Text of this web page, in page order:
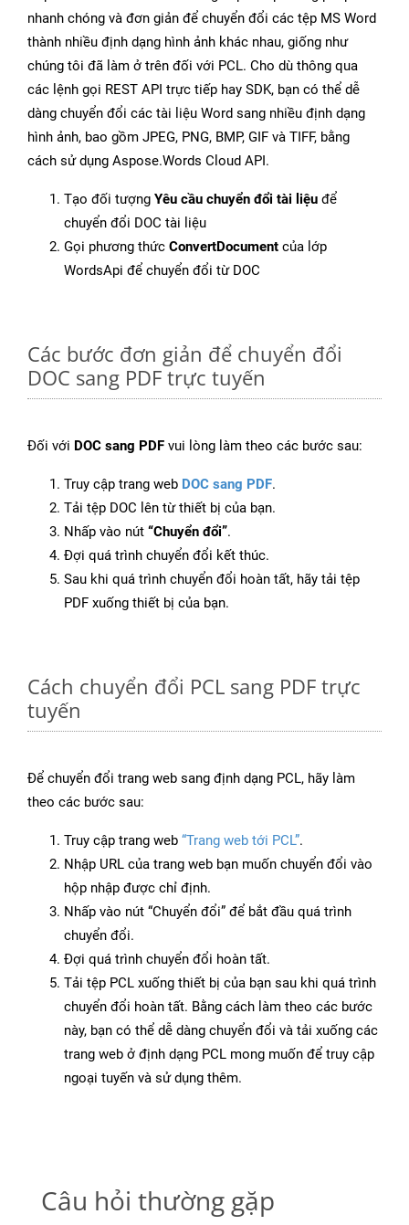
nhanh chóng và đơn giản để chuyển đổi các tệp MS Word
thành nhiều định dạng hình ảnh khác nhau, giống như
chúng tôi đã làm ở trên đối với PCL. Cho dù thông qua
các lệnh gọi REST API trực tiếp hay SDK, bạn có thể dễ
dàng chuyển đổi các tài liệu Word sang nhiều định dạng
hình ảnh, bao gồm JPEG, PNG, BMP, GIF và TIFF, bằng
cách sử dụng Aspose.Words Cloud API.
Tạo đối tượng Yêu cầu chuyển đổi tài liệu để
chuyển đổi DOC tài liệu
Gọi phương thức ConvertDocument của lớp
WordsApi để chuyển đổi từ DOC
Các bước đơn giản để chuyển đổi
DOC sang PDF trực tuyến
Đối với DOC sang PDF vui lòng làm theo các bước sau:
Truy cập trang web DOC sang PDF.
Tải tệp DOC lên từ thiết bị của bạn.
Nhấp vào nút “Chuyển đổi”.
Đợi quá trình chuyển đổi kết thúc.
Sau khi quá trình chuyển đổi hoàn tất, hãy tải tệp
PDF xuống thiết bị của bạn.
Cách chuyển đổi PCL sang PDF trực
tuyến
Để chuyển đổi trang web sang định dạng PCL, hãy làm
theo các bước sau:
Truy cập trang web “Trang web tới PCL”.
Nhập URL của trang web bạn muốn chuyển đổi vào
hộp nhập được chỉ định.
Nhấp vào nút “Chuyển đổi” để bắt đầu quá trình
chuyển đổi.
Đợi quá trình chuyển đổi hoàn tất.
Tải tệp PCL xuống thiết bị của bạn sau khi quá trình
chuyển đổi hoàn tất. Bằng cách làm theo các bước
này, bạn có thể dễ dàng chuyển đổi và tải xuống các
trang web ở định dạng PCL mong muốn để truy cập
ngoại tuyến và sử dụng thêm.
Câu hỏi thường gặp